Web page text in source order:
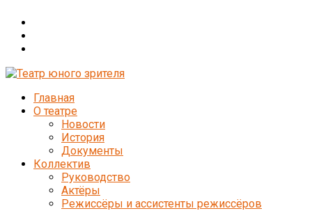
Главная
О театре
Новости
История
Документы
Коллектив
Руководство
Актёры
Режиссёры и ассистенты режиссёров